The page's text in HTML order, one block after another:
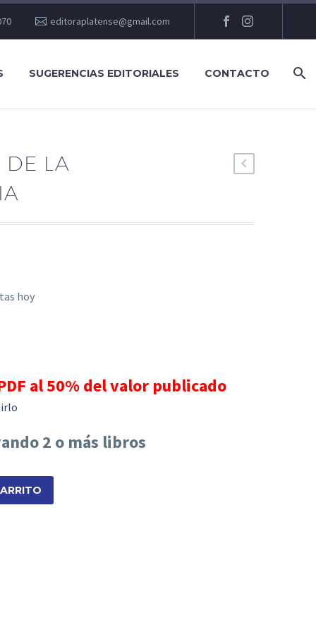
editoraplatense@gmail.com
SUGERENCIAS EDITORIALES CONTACTO
DE LA
hoy
al 50% del valor publicado
2 o más libros